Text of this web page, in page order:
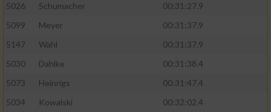
5026
Schumacher
00:31:27.9
5099
Meyer
00:31:37.9
5147
Wahl
00:31:37.9
5030
Dahlke
00:31:38.4
5073
Heinrigs
00:31:47.4
5034
Kowalski
00:32:02.4